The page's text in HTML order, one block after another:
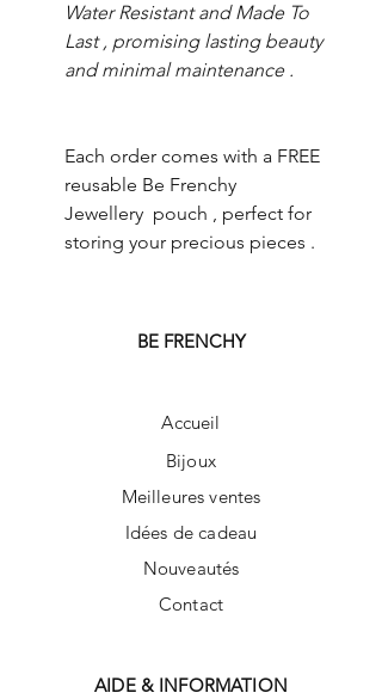
Water Resistant and Made To
Last , promising lasting beauty
and minimal maintenance .
Each order comes with a FREE
reusable Be Frenchy
Jewellery pouch , perfect for
storing your precious pieces .
BE FRENCHY
Accueil
Bijoux
Meilleures ventes
Idées de cadeau
Nouveautés
Contact
AIDE & INFORMATION